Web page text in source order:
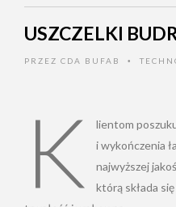
USZCZELKI
PRZEZ CDA BUFAB •
K
lientom
i wykończenia
najwyższej
którą składa